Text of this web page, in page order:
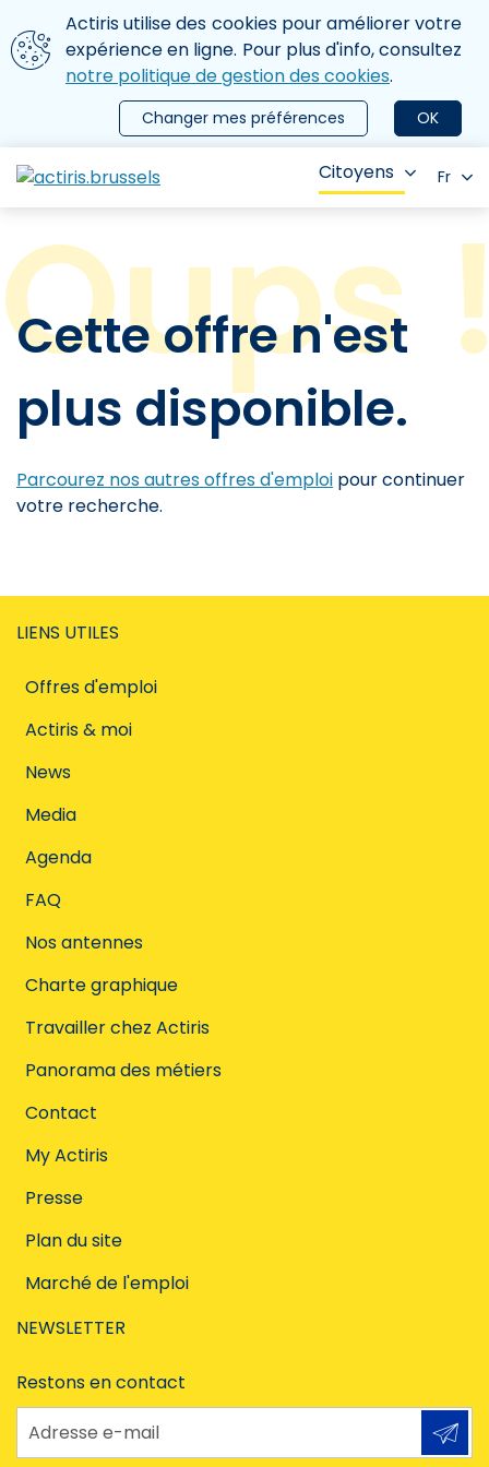
Aller au contenu principal
Nous utilisons des cookies
Actiris utilise des cookies pour améliorer votre
expérience en ligne. Pour plus d'info, consultez
notre politique de gestion des cookies.
OK
Changer mes préférences
le menu
Citoyens Fr
Cette offre n'est
plus disponible.
Parcourez nos autres offres d'emploi pour continuer
votre recherche.
LIENS UTILES
Offres d'emploi
Actiris & moi
News
Media
Agenda
FAQ
Nos antennes
Charte graphique
Travailler chez Actiris
Panorama des métiers
Contact
My Actiris
Presse
Plan du site
Marché de l'emploi
NEWSLETTER
Restons en contact
Adresse e-mail